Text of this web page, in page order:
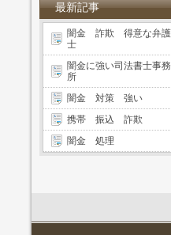
最新記事
闇金 詐欺 得意な弁護
士
闇金に強い司法書士事務
所
闇金 対策 強い
携帯 振込 詐欺
闇金 処理